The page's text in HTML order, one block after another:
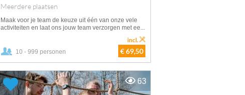
Meerdere plaatsen
Maak voor je team de keuze uit één van onze vele
activiteiten en laat ons jouw team verzorgen met ee...
10 - 999 personen € 69,50
incl.
63